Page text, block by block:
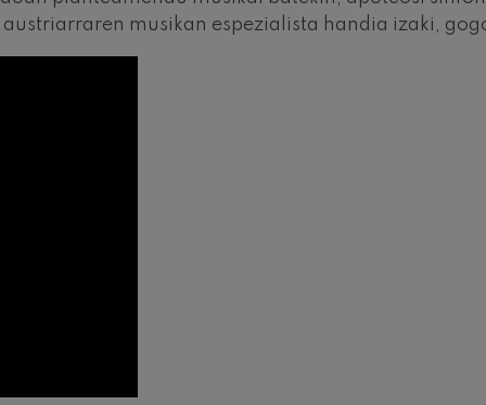
musikan espezialista handia izaki,